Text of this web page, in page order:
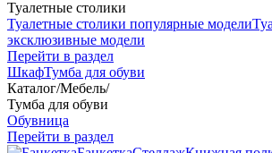
Туалетные столики
Туалетные столики популярные модели
эксклюзивные модели
Перейти в раздел
ШкафТумба для обуви
Каталог/Мебель/
Тумба для обуви
Обувница
Перейти в раздел